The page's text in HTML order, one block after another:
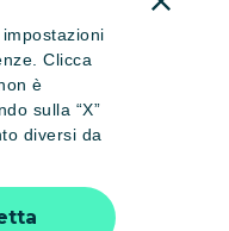
Clicca
è
sulla “X”
diversi da